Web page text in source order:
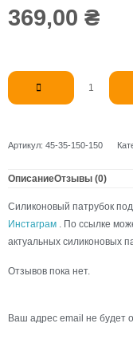
369,00 ₴
Количество
товара
Патрубок
угловой
д
L150*150
Артикул: 45-35-150-150
ОписаниеОтзывы (0)
Силиконовый патрубок
Инстаграм . По ссылке
актуальных силиконовых
Отзывов пока нет.
Ваш адрес email не будет